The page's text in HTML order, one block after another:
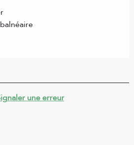
une erreur